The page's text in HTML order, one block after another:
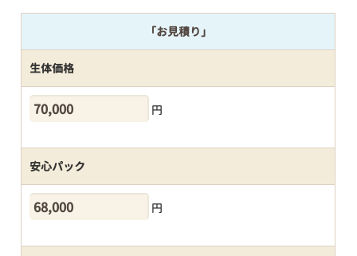
「お見積り」
生体価格
円
安心パック
円